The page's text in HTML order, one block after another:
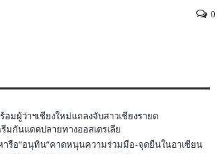
0
อมผู้ว่าฯเชียงใหม่แถลงจับสาวเชียงรายด
มกันแดดปลายทางออสเตรเลีย
ารือ”อนุทิน”คาดหนุนความร่วมมือ-จุดยืนในอาเซียน